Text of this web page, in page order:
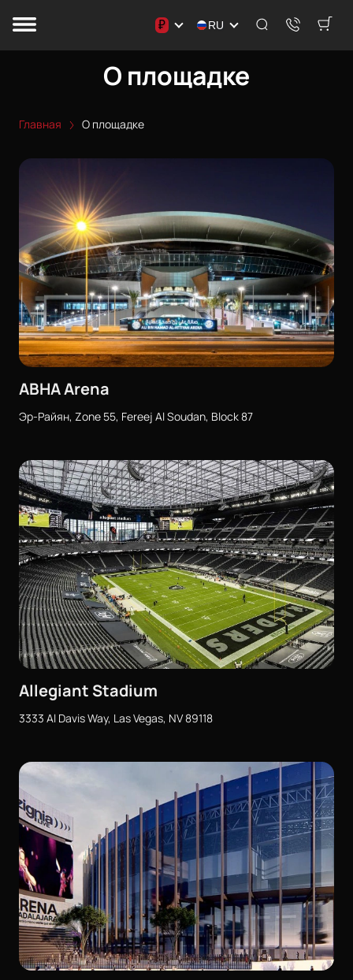
₽ RU
О площадке
Главная О площадке
ABHA Arena
Эр-Райян, Zone 55, Fereej Al Soudan, Block 87
Allegiant Stadium
3333 Al Davis Way, Las Vegas, NV 89118